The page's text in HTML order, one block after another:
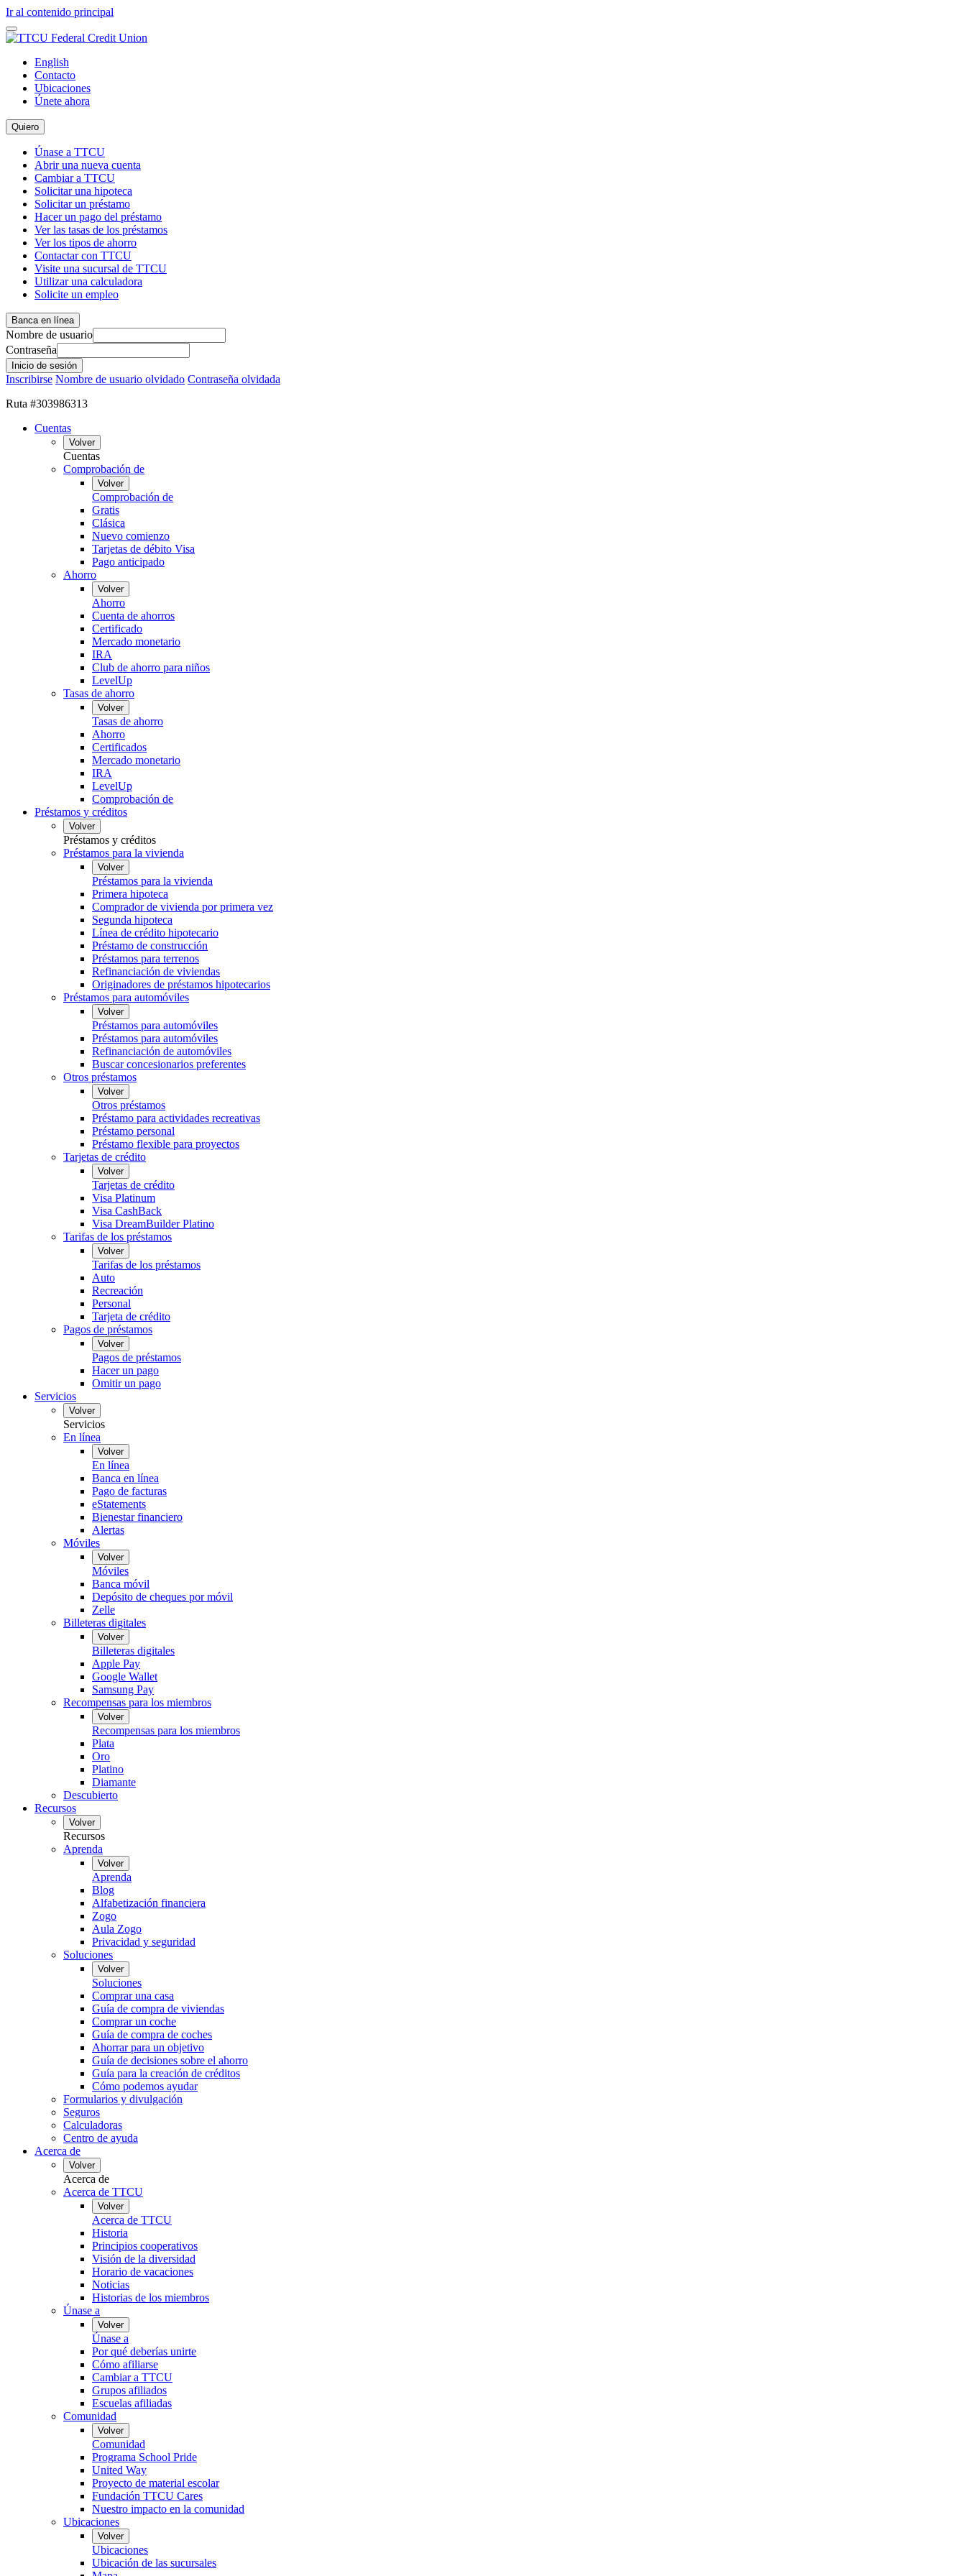
Ir al contenido principal
English
Contacto
Ubicaciones
Únete ahora
Quiero
Únase a TTCU
Abrir una nueva cuenta
Cambiar a TTCU
Solicitar una hipoteca
Solicitar un préstamo
Hacer un pago del préstamo
Ver las tasas de los préstamos
Ver los tipos de ahorro
Contactar con TTCU
Visite una sucursal de TTCU
Utilizar una calculadora
Solicite un empleo
Banca en línea
Nombre de usuario
Contraseña
Inscribirse Nombre de usuario olvidado Contraseña olvidada
Ruta #303986313
Cuentas
Volver
Cuentas
Comprobación de
Volver
Comprobación de
Gratis
Clásica
Nuevo comienzo
Tarjetas de débito Visa
Pago anticipado
Ahorro
Volver
Ahorro
Cuenta de ahorros
Certificado
Mercado monetario
IRA
Club de ahorro para niños
LevelUp
Tasas de ahorro
Volver
Tasas de ahorro
Ahorro
Certificados
Mercado monetario
IRA
LevelUp
Comprobación de
Préstamos y créditos
Volver
Préstamos y créditos
Préstamos para la vivienda
Volver
Préstamos para la vivienda
Primera hipoteca
Comprador de vivienda por primera vez
Segunda hipoteca
Línea de crédito hipotecario
Préstamo de construcción
Préstamos para terrenos
Refinanciación de viviendas
Originadores de préstamos hipotecarios
Préstamos para automóviles
Volver
Préstamos para automóviles
Préstamos para automóviles
Refinanciación de automóviles
Buscar concesionarios preferentes
Otros préstamos
Volver
Otros préstamos
Préstamo para actividades recreativas
Préstamo personal
Préstamo flexible para proyectos
Tarjetas de crédito
Volver
Tarjetas de crédito
Visa Platinum
Visa CashBack
Visa DreamBuilder Platino
Tarifas de los préstamos
Volver
Tarifas de los préstamos
Auto
Recreación
Personal
Tarjeta de crédito
Pagos de préstamos
Volver
Pagos de préstamos
Hacer un pago
Omitir un pago
Servicios
Volver
Servicios
En línea
Volver
En línea
Banca en línea
Pago de facturas
eStatements
Bienestar financiero
Alertas
Móviles
Volver
Móviles
Banca móvil
Depósito de cheques por móvil
Zelle
Billeteras digitales
Volver
Billeteras digitales
Apple Pay
Google Wallet
Samsung Pay
Recompensas para los miembros
Volver
Recompensas para los miembros
Plata
Oro
Platino
Diamante
Descubierto
Recursos
Volver
Recursos
Aprenda
Volver
Aprenda
Blog
Alfabetización financiera
Zogo
Aula Zogo
Privacidad y seguridad
Soluciones
Volver
Soluciones
Comprar una casa
Guía de compra de viviendas
Comprar un coche
Guía de compra de coches
Ahorrar para un objetivo
Guía de decisiones sobre el ahorro
Guía para la creación de créditos
Cómo podemos ayudar
Formularios y divulgación
Seguros
Calculadoras
Centro de ayuda
Acerca de
Volver
Acerca de
Acerca de TTCU
Volver
Acerca de TTCU
Historia
Principios cooperativos
Visión de la diversidad
Horario de vacaciones
Noticias
Historias de los miembros
Únase a
Volver
Únase a
Por qué deberías unirte
Cómo afiliarse
Cambiar a TTCU
Grupos afiliados
Escuelas afiliadas
Comunidad
Volver
Comunidad
Programa School Pride
United Way
Proyecto de material escolar
Fundación TTCU Cares
Nuestro impacto en la comunidad
Ubicaciones
Volver
Ubicaciones
Ubicación de las sucursales